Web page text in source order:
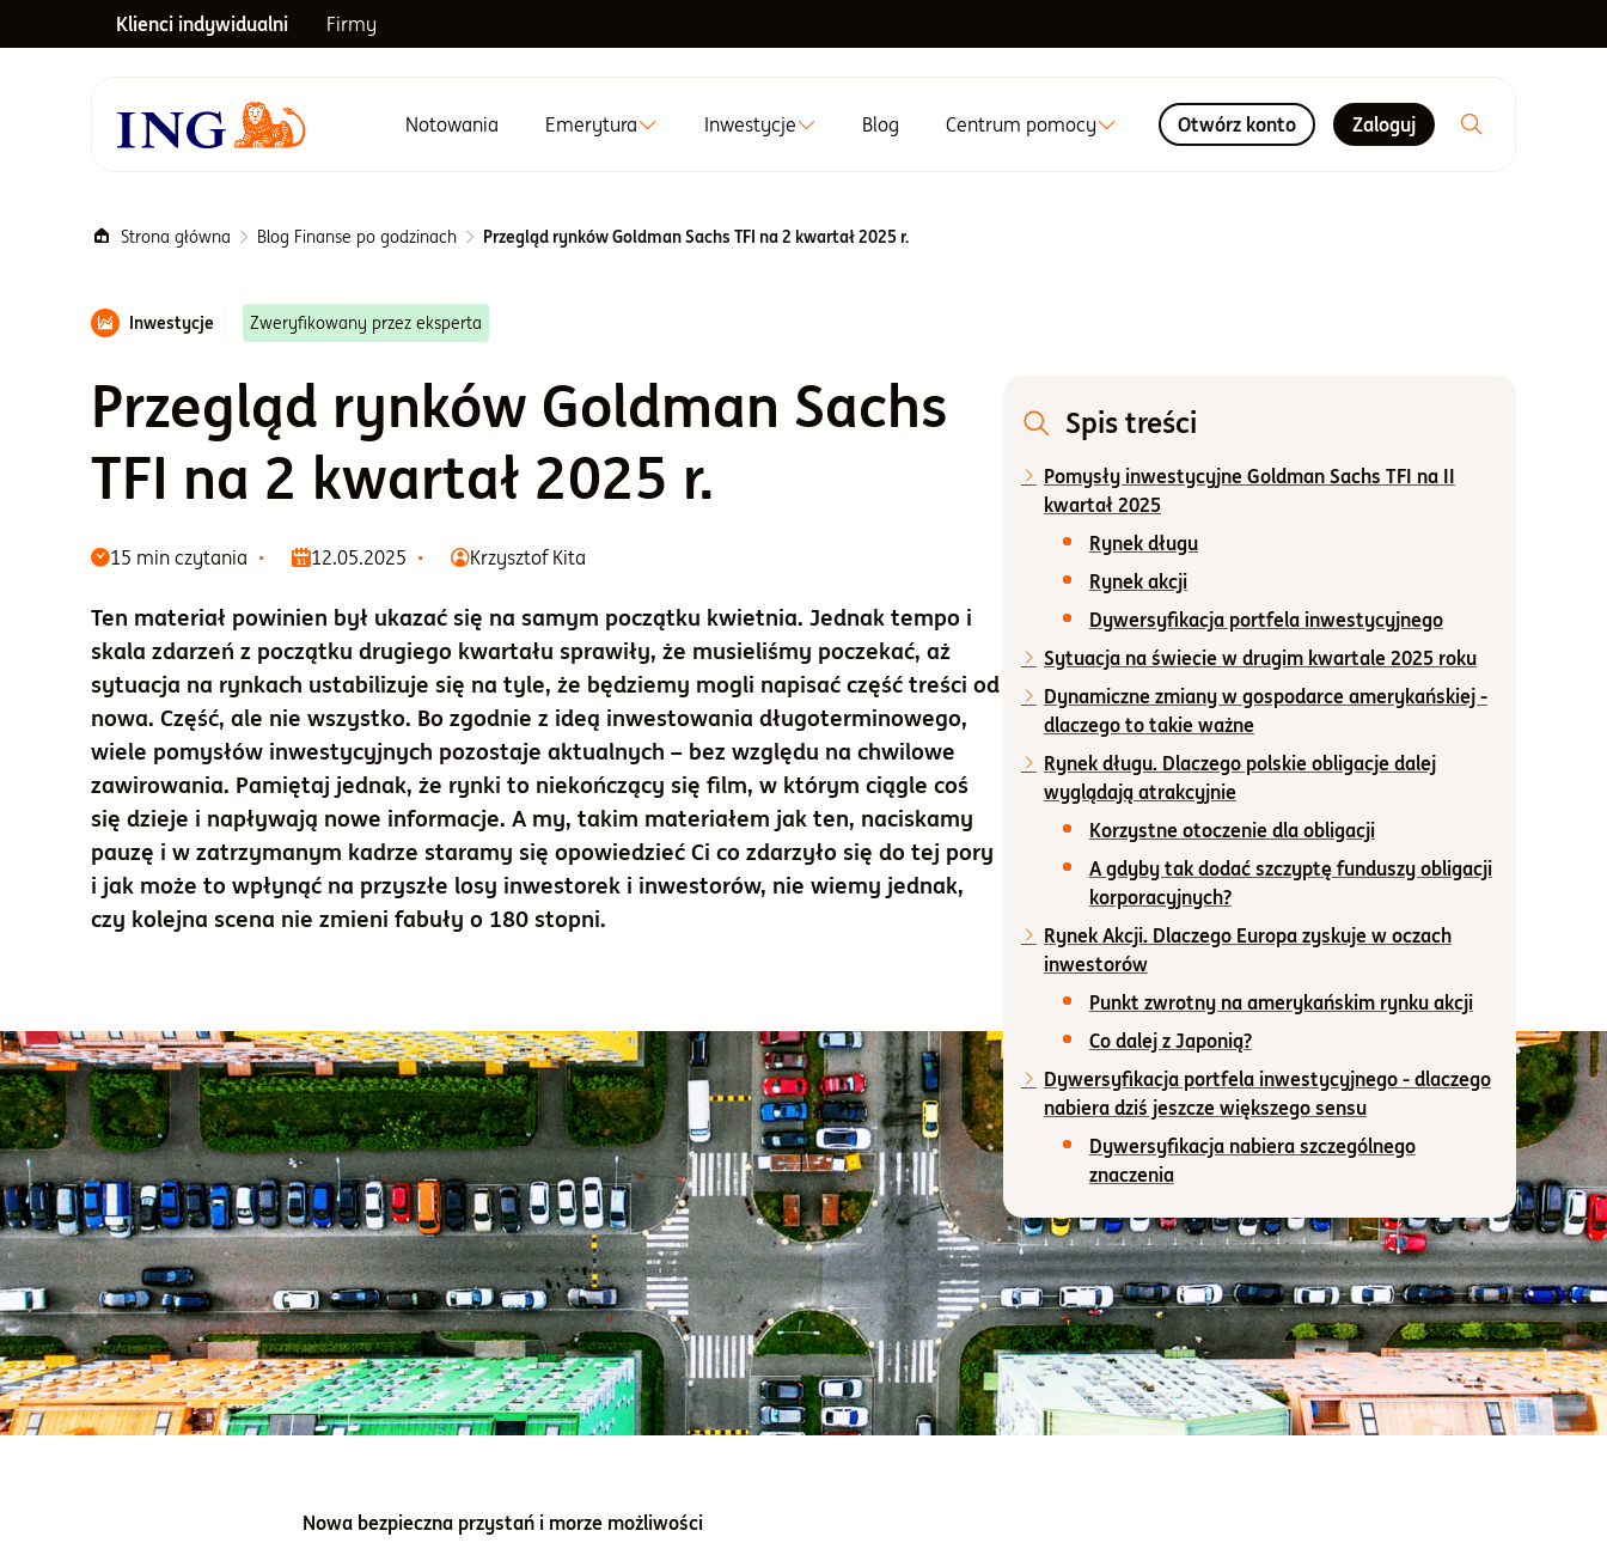
Klienci indywidualni Firmy
Menu główne
Notowania Emerytura Inwestycje Blog Centrum pomocy Otwórz konto Zaloguj
Strona główna Blog Finanse po godzinach Przegląd rynków Goldman Sachs TFI na 2 kwartał 2025 r.
Inwestycje Zweryfikowany przez eksperta
Przegląd rynków Goldman Sachs
TFI na 2 kwartał 2025 r.
15 min czytania 12.05.2025 Krzysztof Kita
Ten materiał powinien był ukazać się na samym początku kwietnia. Jednak tempo i
skala zdarzeń z początku drugiego kwartału sprawiły, że musieliśmy poczekać, aż
sytuacja na rynkach ustabilizuje się na tyle, że będziemy mogli napisać część treści od
nowa. Część, ale nie wszystko. Bo zgodnie z ideą inwestowania długoterminowego,
wiele pomysłów inwestycyjnych pozostaje aktualnych – bez względu na chwilowe
zawirowania. Pamiętaj jednak, że rynki to niekończący się film, w którym ciągle coś
się dzieje i napływają nowe informacje. A my, takim materiałem jak ten, naciskamy
pauzę i w zatrzymanym kadrze staramy się opowiedzieć Ci co zdarzyło się do tej pory
i jak może to wpłynąć na przyszłe losy inwestorek i inwestorów, nie wiemy jednak,
czy kolejna scena nie zmieni fabuły o 180 stopni.
Spis treści
Pomysły inwestycyjne Goldman Sachs TFI na II
kwartał 2025
Rynek długu
Rynek akcji
Dywersyfikacja portfela inwestycyjnego
Sytuacja na świecie w drugim kwartale 2025 roku
Dynamiczne zmiany w gospodarce amerykańskiej -
dlaczego to takie ważne
Rynek długu. Dlaczego polskie obligacje dalej
wyglądają atrakcyjnie
Korzystne otoczenie dla obligacji
A gdyby tak dodać szczyptę funduszy obligacji
korporacyjnych?
Rynek Akcji. Dlaczego Europa zyskuje w oczach
inwestorów
Punkt zwrotny na amerykańskim rynku akcji
Co dalej z Japonią?
Dywersyfikacja portfela inwestycyjnego - dlaczego
nabiera dziś jeszcze większego sensu
Dywersyfikacja nabiera szczególnego
znaczenia
Nowa bezpieczna przystań i morze możliwości